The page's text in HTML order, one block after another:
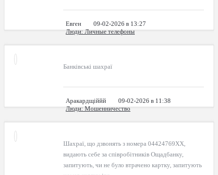
Евген
09-02-2026 в 13:27
Люди: Личные телефоны
Банківські шахраї
Аракардщіййй
09-02-2026 в 11:38
Люди: Мошенничество
Шахраї, що дзвонять з номера 04424769XX,
видають себе за співробітників Ощадбанку,
запитують, чи не було втрачено картку, запитують